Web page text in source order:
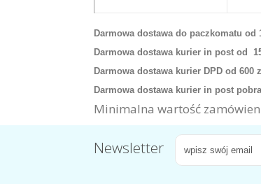
Darmowa dostawa do paczkomatu od
Darmowa dostawa kurier in post od
Darmowa dostawa kurier DPD od 600
Darmowa dostawa kurier in post
Minimalna wartość
Newsletter